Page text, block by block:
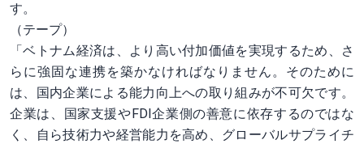
す。
（テープ）
「ベトナム経済は、より高い付加価値を実現するため、さ
らに強固な連携を築かなければなりません。そのために
は、国内企業による能力向上への取り組みが不可欠です。
企業は、国家支援やFDI企業側の善意に依存するのではな
く、自ら技術力や経営能力を高め、グローバルサプライチ